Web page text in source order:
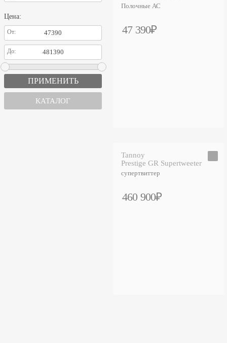
Цена:
От:
До:
КАТАЛОГ
Полочные АС
47 390₽
Tannoy
Prestige GR Supertweeter
супертвиттер
460 900₽